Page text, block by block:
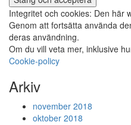
Integritet och cookies: Den här
Genom att fortsätta använda
deras användning.
Om du vill veta mer, inklusive
Cookie-policy
Arkiv
november 2018
oktober 2018